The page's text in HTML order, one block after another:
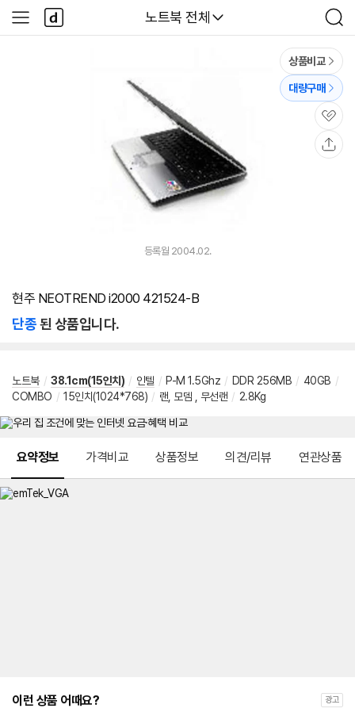
다나와
노트북 전체
검
색
사
이
다
나
와
상품비교
대량구매
관
심
등록월 2004.02.
현주 NEOTREND i2000 421524-B
단종된 상품입니다.
노트북 / 38.1cm(15인치) / 인텔 / P-M 1.5Ghz / DDR 256MB / 40GB /
COMBO / 15인치(1024*768) / 랜, 모뎀 , 무선랜 / 2.8Kg
요약정보 가격비교 상품정보 의견/리뷰 연관상품
이런 상품 어때요? 광고